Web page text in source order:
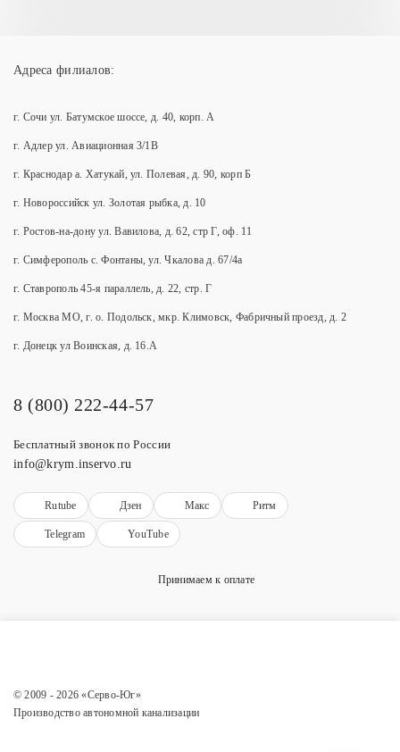
© 2009 - 2026 «Серво-Юг»
Производство автономной канализации
Адреса филиалов:
г. Сочи ул. Батумское шоссе, д. 40, корп. А
г. Адлер ул. Авиационная 3/1В
г. Краснодар а. Хатукай, ул. Полевая, д. 90, корп Б
г. Новороссийск ул. Золотая рыбка, д. 10
г. Ростов-на-дону ул. Вавилова, д. 62, стр Г, оф. 11
г. Симферополь с. Фонтаны, ул. Чкалова д. 67/4а
г. Ставрополь 45-я параллель, д. 22, стр. Г
г. Москва МО, г. о. Подольск, мкр. Климовск, Фабричный проезд, д. 2
г. Донецк ул Воинская, д. 16.А
8 (800) 222-44-57
Бесплатный звонок по России
info@krym.inservo.ru
Rutube Дзен Макс Ритм
Telegram YouTube
Принимаем к оплате